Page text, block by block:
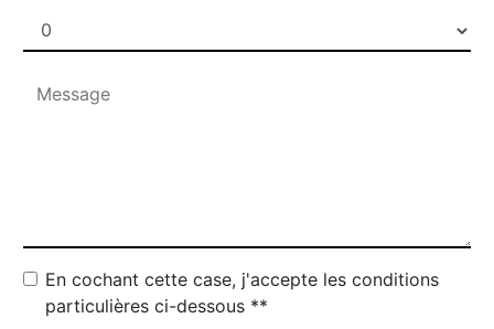
En cochant cette case, j'accepte les conditions
particulières ci-dessous **